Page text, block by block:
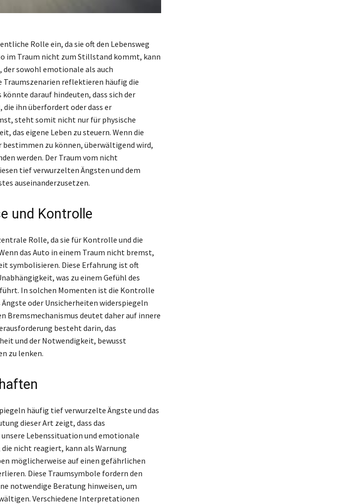
Rolle ein, da sie oft den Lebensweg
im Traum nicht zum Stillstand kommt, kann
sowohl emotionale als auch
Traumszenarien reflektieren häufig die
darauf hindeuten, dass sich der
ihn überfordert oder dass er
steht somit nicht nur für physische
das eigene Leben zu steuern. Wenn die
zu können, überwältigend wird,
werden. Der Traum vom nicht
tief verwurzelten Ängsten und dem
auseinanderzusetzen.
und Kontrolle
Rolle, da sie für Kontrolle und die
das Auto in einem Traum nicht bremst,
symbolisieren. Diese Erfahrung ist oft
was zu einem Gefühl des
In solchen Momenten ist die Kontrolle
oder Unsicherheiten widerspiegeln
Bremsmechanismus deutet daher auf innere
besteht darin, das
und der Notwendigkeit, bewusst
zu lenken.
häufig tief verwurzelte Ängste und das
dieser Art zeigt, dass das
Lebenssituation und emotionale
nicht reagiert, kann als Warnung
möglicherweise auf einen gefährlichen
Diese Traumsymbole fordern den
notwendige Beratung hinweisen, um
Verschiedene Interpretationen